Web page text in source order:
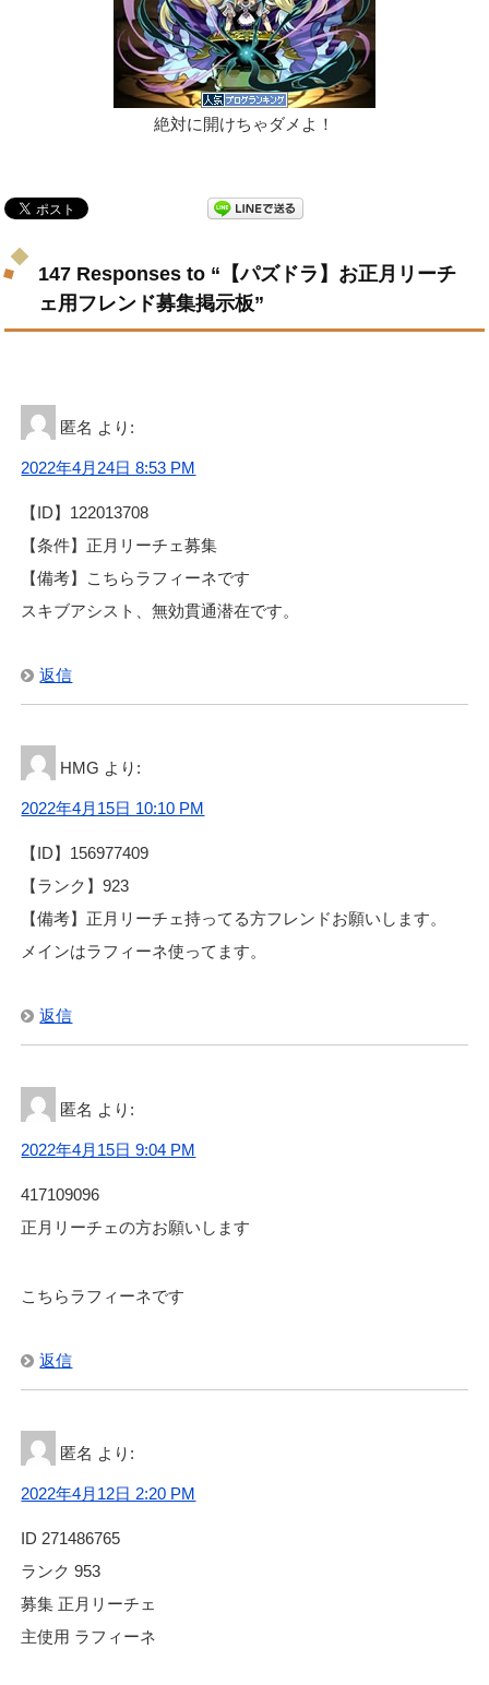
絶対に開けちゃダメよ！
147 Responses to “【パズドラ】お正月リーチ
ェ用フレンド募集掲示板”
匿名 より:
2022年4月24日 8:53 PM
【ID】122013708
【条件】正月リーチェ募集
【備考】こちらラフィーネです
スキブアシスト、無効貫通潜在です。
返信
HMG より:
2022年4月15日 10:10 PM
【ID】156977409
【ランク】923
【備考】正月リーチェ持ってる方フレンドお願いします。
メインはラフィーネ使ってます。
返信
匿名 より:
2022年4月15日 9:04 PM
417109096
正月リーチェの方お願いします
こちらラフィーネです
返信
匿名 より:
2022年4月12日 2:20 PM
ID 271486765
ランク 953
募集 正月リーチェ
主使用 ラフィーネ